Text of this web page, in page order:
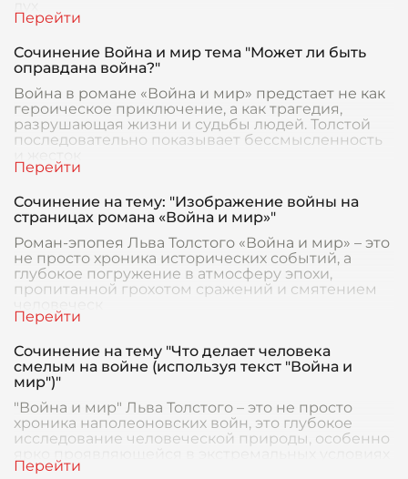
Сочинение Война и мир тема "Может ли быть
оправдана война?"
Война в романе «Война и мир» предстает не как
героическое приключение, а как трагедия,
разрушающая жизни и судьбы людей. Толстой
последовательно показывает бессмысленность
Сочинение на тему: "Изображение войны на
страницах романа «Война и мир»"
Роман-эпопея Льва Толстого «Война и мир» – это
не просто хроника исторических событий, а
глубокое погружение в атмосферу эпохи,
пропитанной грохотом сражений и смятением
Сочинение на тему "Что делает человека
смелым на войне (используя текст "Война и
мир")"
"Война и мир" Льва Толстого – это не просто
хроника наполеоновских войн, это глубокое
исследование человеческой природы, особенно
войны.